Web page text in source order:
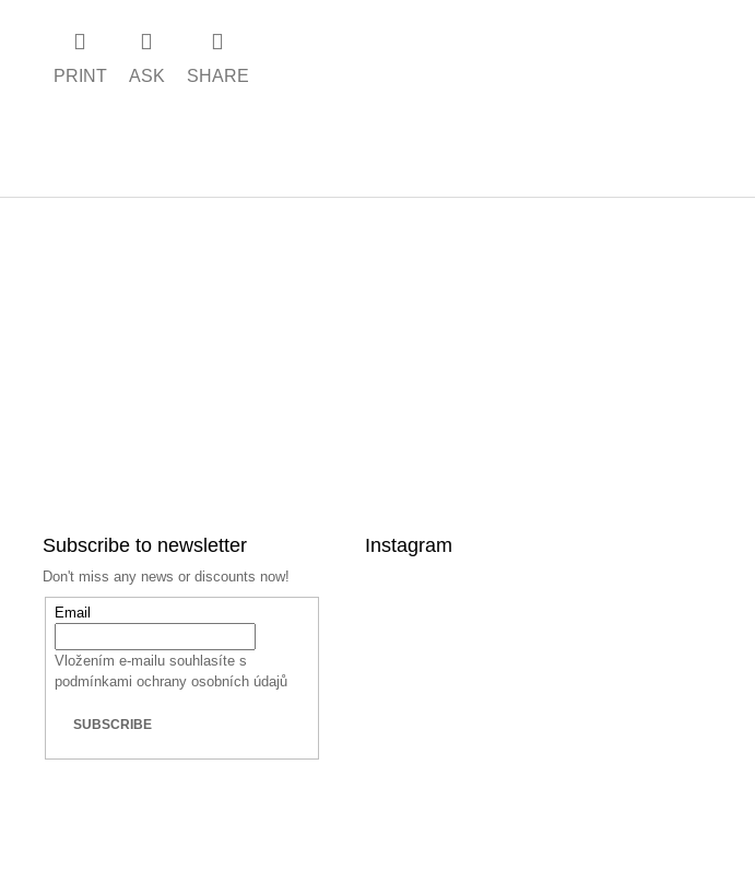
PRINT ASK SHARE
Subscribe to newsletter
Don't miss any news or discounts now!
Email
Vložením e-mailu souhlasíte s
podmínkami ochrany osobních údajů
SUBSCRIBE
Instagram